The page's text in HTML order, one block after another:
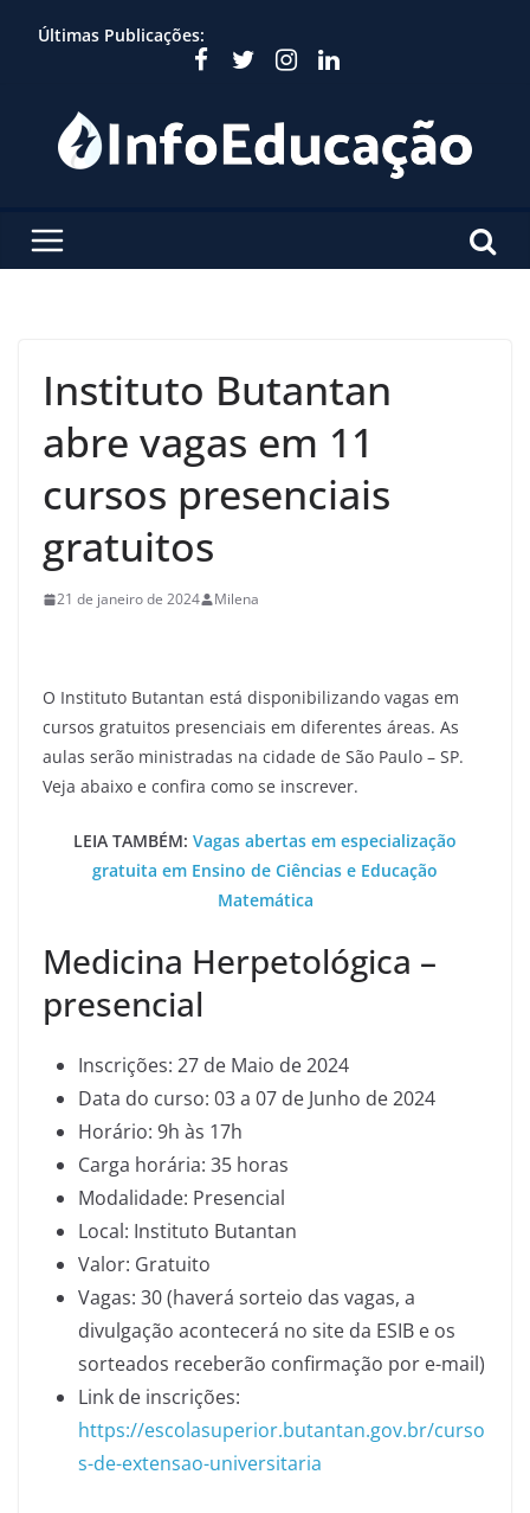
Últimas Publicações:
Instituto Butantan
abre vagas em 11
cursos presenciais
gratuitos
21 de janeiro de 2024 Milena
O Instituto Butantan está disponibilizando vagas em
cursos gratuitos presenciais em diferentes áreas. As
aulas serão ministradas na cidade de São Paulo – SP.
Veja abaixo e confira como se inscrever.
LEIA TAMBÉM: Vagas abertas em especialização
gratuita em Ensino de Ciências e Educação
Matemática
Medicina Herpetológica –
presencial
Inscrições: 27 de Maio de 2024
Data do curso: 03 a 07 de Junho de 2024
Horário: 9h às 17h
Carga horária: 35 horas
Modalidade: Presencial
Local: Instituto Butantan
Valor: Gratuito
Vagas: 30 (haverá sorteio das vagas, a
divulgação acontecerá no site da ESIB e os
sorteados receberão confirmação por e-mail)
Link de inscrições:
https://escolasuperior.butantan.gov.br/curso
s-de-extensao-universitaria